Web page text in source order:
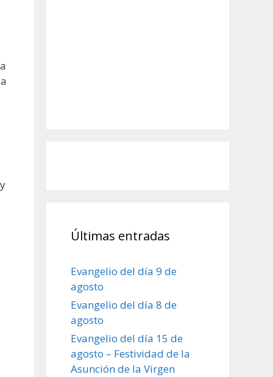
Últimas entradas
Evangelio del día 9 de
agosto
Evangelio del día 8 de
agosto
Evangelio del día 15 de
agosto – Festividad de la
Asunción de la Virgen